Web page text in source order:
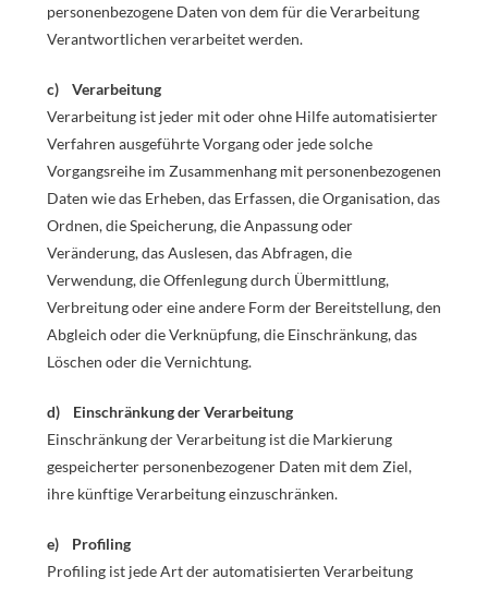
personenbezogene Daten von dem für die Verarbeitung
Verantwortlichen verarbeitet werden.
c) Verarbeitung
Verarbeitung ist jeder mit oder ohne Hilfe automatisierter
Verfahren ausgeführte Vorgang oder jede solche
Vorgangsreihe im Zusammenhang mit personenbezogenen
Daten wie das Erheben, das Erfassen, die Organisation, das
Ordnen, die Speicherung, die Anpassung oder
Veränderung, das Auslesen, das Abfragen, die
Verwendung, die Offenlegung durch Übermittlung,
Verbreitung oder eine andere Form der Bereitstellung, den
Abgleich oder die Verknüpfung, die Einschränkung, das
Löschen oder die Vernichtung.
d) Einschränkung der Verarbeitung
Einschränkung der Verarbeitung ist die Markierung
gespeicherter personenbezogener Daten mit dem Ziel,
ihre künftige Verarbeitung einzuschränken.
e) Profiling
Profiling ist jede Art der automatisierten Verarbeitung